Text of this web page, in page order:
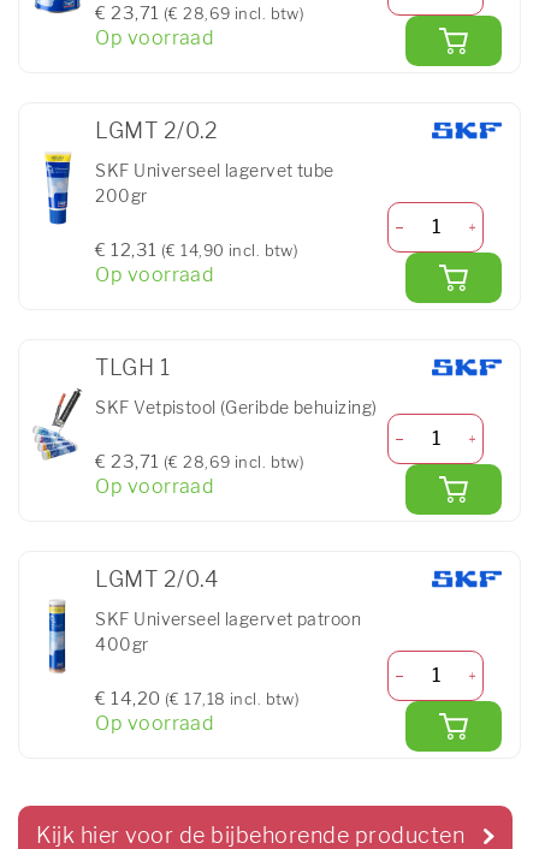
€ 23,71 (€ 28,69 incl. btw)
Op voorraad
LGMT 2/0.2
SKF Universeel lagervet tube
200gr
€ 12,31 (€ 14,90 incl. btw)
Op voorraad
TLGH 1
SKF Vetpistool (Geribde behuizing)
€ 23,71 (€ 28,69 incl. btw)
Op voorraad
LGMT 2/0.4
SKF Universeel lagervet patroon
400gr
€ 14,20 (€ 17,18 incl. btw)
Op voorraad
Kijk hier voor de bijbehorende producten